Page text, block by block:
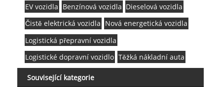
EV vozidla Benzínová vozidla Dieselová vozidla
Čistě elektrická vozidla Nová energetická vozidla
Logistická přepravní vozidla
Logistické dopravní vozidlo Těžká nákladní auta
Související kategorie